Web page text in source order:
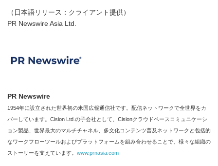
（日本語リリース：クライアント提供）
PR Newswire Asia Ltd.
PR Newswire
1954年に設立された世界初の米国広報通信社です。配信ネットワークで全世界をカ
バーしています。Cision Ltd.の子会社として、Cisionクラウドベースコミュニケーシ
ョン製品、世界最大のマルチチャネル、多文化コンテンツ普及ネットワークと包括的
なワークフローツールおよびプラットフォームを組み合わせることで、様々な組織の
ストーリーを支えています。 www.prnasia.com